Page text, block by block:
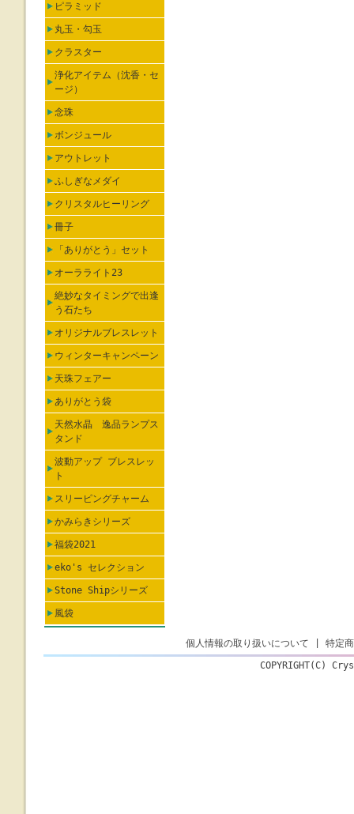
ピラミッド
丸玉・勾玉
クラスター
浄化アイテム（沈香・セ
ージ）
念珠
ボンジュール
アウトレット
ふしぎなメダイ
クリスタルヒーリング
冊子
「ありがとう」セット
オーラライト23
絶妙なタイミングで出逢
う石たち
オリジナルブレスレット
ウィンターキャンペーン
天珠フェアー
ありがとう袋
天然水晶 逸品ランプス
タンド
波動アップ ブレスレッ
ト
スリーピングチャーム
かみらきシリーズ
福袋2021
eko's セレクション
Stone Shipシリーズ
風袋
個人情報の取り扱いについて
特定
COPYRIGHT(C)